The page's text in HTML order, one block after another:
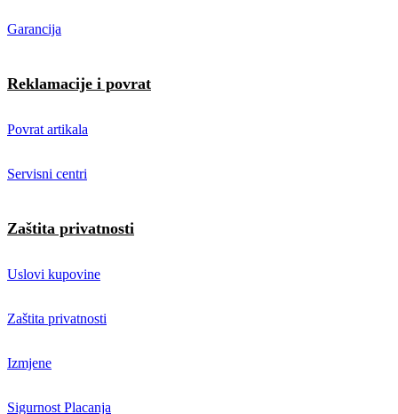
Garancija
Reklamacije i povrat
Povrat artikala
Servisni centri
Zaštita privatnosti
Uslovi kupovine
Zaštita privatnosti
Izmjene
Sigurnost Placanja